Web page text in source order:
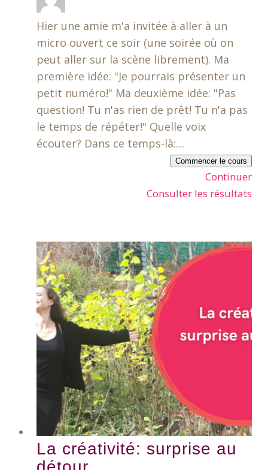
Hier une amie m'a invitée à aller à un
micro ouvert ce soir (une soirée où on
peut aller sur la scène librement). Ma
première idée: "Je pourrais présenter un
petit numéro!" Ma deuxième idée: "Pas
question! Tu n'as rien de prêt! Tu n'a pas
le temps de répéter!" Quelle voix
écouter? Dans ce temps-là:…
Commencer le cours
Continuer
Consulter les résultats
La créativité: surprise au